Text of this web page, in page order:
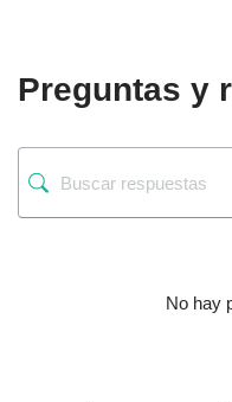
Preguntas y
No hay